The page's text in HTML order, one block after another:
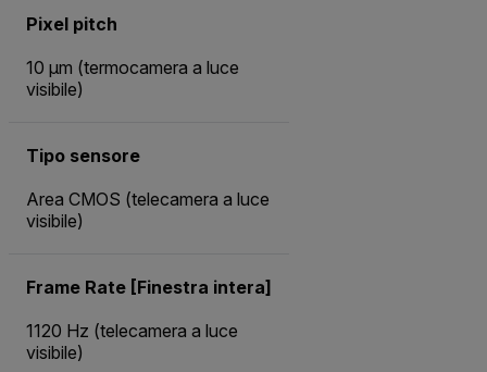
Pixel pitch
10 µm (termocamera a luce
visibile)
Tipo sensore
Area CMOS (telecamera a luce
visibile)
Frame Rate [Finestra intera]
1120 Hz (telecamera a luce
visibile)